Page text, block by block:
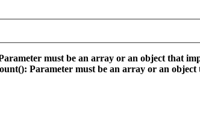
must be an array or an object that
Parameter must be an array or an